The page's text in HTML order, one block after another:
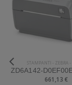
STAMPANTI - ZEBRA -
661,13 €